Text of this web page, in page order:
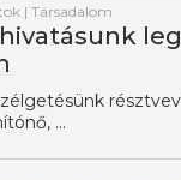
| Társadalom
...